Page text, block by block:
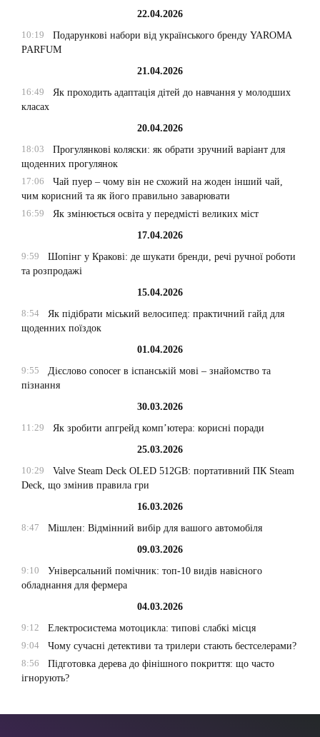
22.04.2026
10:19
Подарункові набори від українського бренду YAROMA
PARFUM
21.04.2026
16:49
Як проходить адаптація дітей до навчання у молодших
класах
20.04.2026
18:03
Прогулянкові коляски: як обрати зручний варіант для
щоденних прогулянок
17:06
Чай пуер – чому він не схожий на жоден інший чай,
чим корисний та як його правильно заварювати
16:59
Як змінюється освіта у передмісті великих міст
17.04.2026
9:59
Шопінг у Кракові: де шукати бренди, речі ручної роботи
та розпродажі
15.04.2026
8:54
Як підібрати міський велосипед: практичний гайд для
щоденних поїздок
01.04.2026
9:55
Дієслово conocer в іспанській мові – знайомство та
пізнання
30.03.2026
11:29
Як зробити апгрейд комп’ютера: корисні поради
25.03.2026
10:29
Valve Steam Deck OLED 512GB: портативний ПК Steam
Deck, що змінив правила гри
16.03.2026
8:47
Мішлен: Відмінний вибір для вашого автомобіля
09.03.2026
9:10
Універсальний помічник: топ-10 видів навісного
обладнання для фермера
04.03.2026
9:12
Електросистема мотоцикла: типові слабкі місця
9:04
Чому сучасні детективи та трилери стають бестселерами?
8:56
Підготовка дерева до фінішного покриття: що часто
ігнорують?